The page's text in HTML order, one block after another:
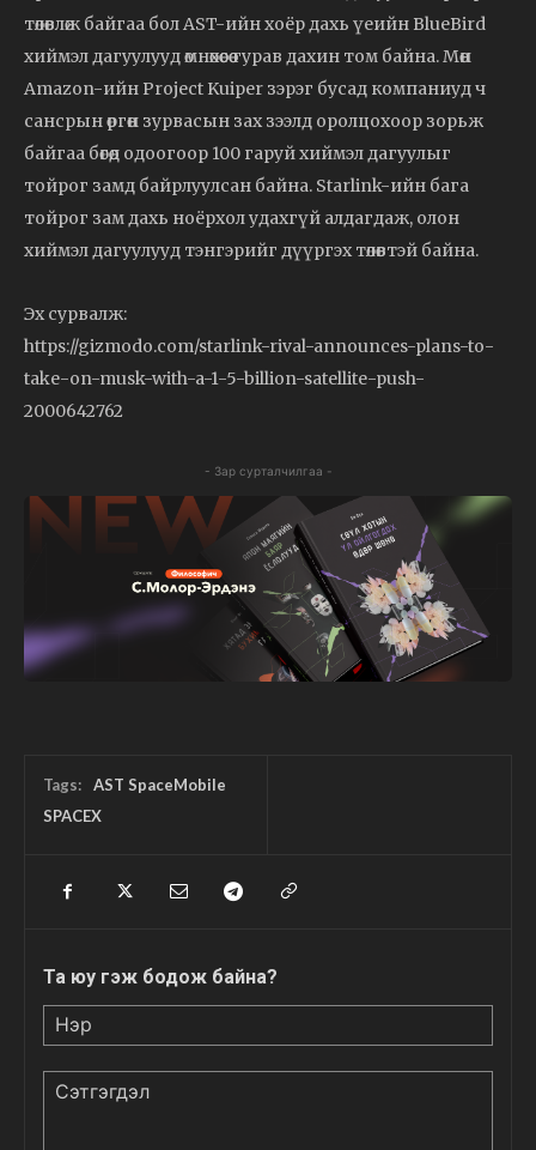
төлөвлөж байгаа бол AST-ийн хоёр дахь үеийн BlueBird
хиймэл дагуулууд өмнөхөөсөө гурав дахин том байна. Мөн
Amazon-ийн Project Kuiper зэрэг бусад компаниуд ч
сансрын өргөн зурвасын зах зээлд оролцохоор зорьж
байгаа бөгөөд одоогоор 100 гаруй хиймэл дагуулыг
тойрог замд байрлуулсан байна. Starlink-ийн бага
тойрог зам дахь ноёрхол удахгүй алдагдаж, олон
хиймэл дагуулууд тэнгэрийг дүүргэх төлөвтэй байна.
Эх сурвалж:
https://gizmodo.com/starlink-rival-announces-plans-to-
take-on-musk-with-a-1-5-billion-satellite-push-
2000642762
- Зар сурталчилгаа -
Tags:
AST SpaceMobile
SPACEX
Та юу гэж бодож байна?